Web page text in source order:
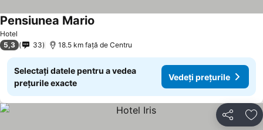
Hotel
Pensiunea Mario
5,3 33 18.5 km faţă de Centru
Selectați datele pentru a vedea
prețurile exacte
Vedeți prețurile
Distribuiți